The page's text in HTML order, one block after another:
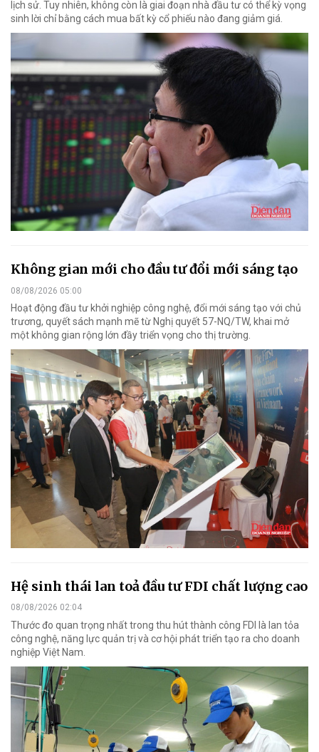
lịch sử. Tuy nhiên, không còn là giai đoạn nhà đầu tư có thể kỳ vọng
sinh lời chỉ bằng cách mua bất kỳ cổ phiếu nào đang giảm giá.
Không gian mới cho đầu tư đổi mới sáng tạo
08/08/2026 05:00
Hoạt động đầu tư khởi nghiệp công nghệ, đổi mới sáng tạo với chủ
trương, quyết sách mạnh mẽ từ Nghị quyết 57-NQ/TW, khai mở
một không gian rộng lớn đầy triển vọng cho thị trường.
Hệ sinh thái lan toả đầu tư FDI chất lượng cao
08/08/2026 02:04
Thước đo quan trọng nhất trong thu hút thành công FDI là lan tỏa
công nghệ, năng lực quản trị và cơ hội phát triển tạo ra cho doanh
nghiệp Việt Nam.